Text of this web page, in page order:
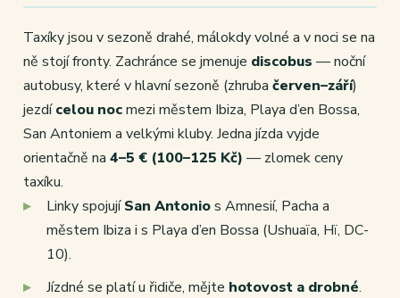
Taxíky jsou v sezoně drahé, málokdy volné a v noci se na
ně stojí fronty. Zachránce se jmenuje discobus — noční
autobusy, které v hlavní sezoně (zhruba červen–září)
jezdícelou nocmezi městem Ibiza, Playa d’en Bossa,
San Antoniem a velkými kluby. Jedna jízda vyjde
orientačně na 4–5 € (100–125 Kč) — zlomek ceny
taxíku.
Linky spojujíSan Antonios Amnesií, Pacha a
městem Ibiza i s Playa d’en Bossa (Ushuaïa, Hï, DC-
10).
Jízdné se platí u řidiče, mějte hotovost a drobné.